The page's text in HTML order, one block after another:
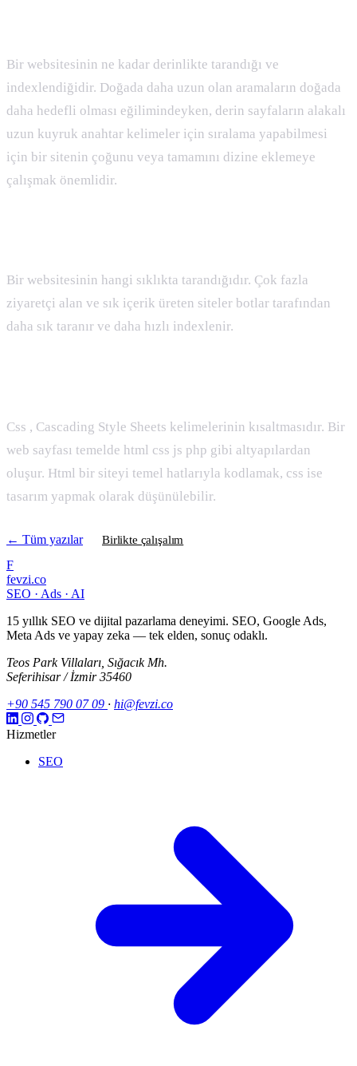
Bir websitesinin ne kadar derinlikte tarandığı ve
indexlendiğidir. Doğada daha uzun olan aramaların doğada
daha hedefli olması eğilimindeyken, derin sayfaların alakalı
uzun kuyruk anahtar kelimeler için sıralama yapabilmesi
için bir sitenin çoğunu veya tamamını dizine eklemeye
çalışmak önemlidir.
Bir websitesinin hangi sıklıkta tarandığıdır. Çok fazla
ziyaretçi alan ve sık içerik üreten siteler botlar tarafından
daha sık taranır ve daha hızlı indexlenir.
Css , Cascading Style Sheets kelimelerinin kısaltmasıdır. Bir
web sayfası temelde html css js php gibi altyapılardan
oluşur. Html bir siteyi temel hatlarıyla kodlamak, css ise
tasarım yapmak olarak düşünülebilir.
← Tüm yazılar
Birlikte çalışalım
F
fevzi.co
SEO · Ads · AI
15 yıllık SEO ve dijital pazarlama deneyimi. SEO, Google Ads,
Meta Ads ve yapay zeka — tek elden, sonuç odaklı.
Teos Park Villaları, Sığacık Mh.
Seferihisar / İzmir 35460
+90 545 790 07 09 · hi@fevzi.co
Hizmetler
SEO